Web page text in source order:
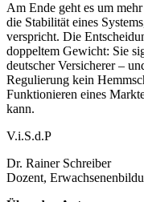
Am Ende geht es um
die Stabilität eines
verspricht. Die
doppeltem Gewicht: Sie
deutscher Versicherer –
Regulierung kein
Funktionieren eines
kann.
V.i.S.d.P
Dr. Rainer Schreiber
Dozent,